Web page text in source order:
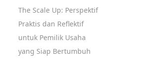
The Scale Up: Perspektif
Praktis dan Reflektif
untuk Pemilik Usaha
yang Siap Bertumbuh